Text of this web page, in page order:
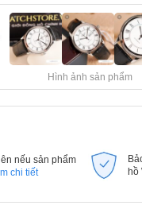
Hình ảnh sản phẩm
nếu sản phẩm
chi tiết
hồ